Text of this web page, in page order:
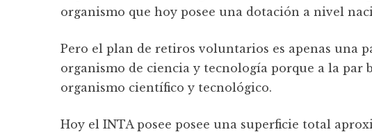
organismo que hoy posee una dotación a nivel
Pero el plan de retiros voluntarios es apenas una
organismo de ciencia y tecnología porque a la par
organismo científico y tecnológico.
Hoy el INTA posee posee una superficie total